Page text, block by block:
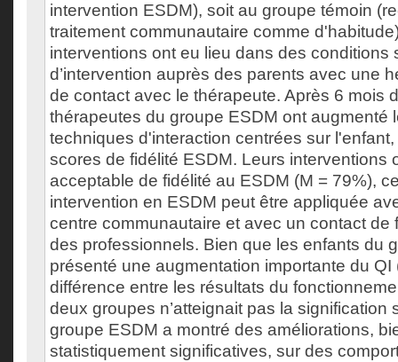
intervention ESDM), soit au groupe témoin
traitement communautaire comme
interventions ont eu lieu dans des conditions
d’intervention auprès des parents avec une
de contact avec le thérapeute. Après 6 mois
thérapeutes du groupe ESDM ont augmenté
techniques d'interaction centrées sur
scores de fidélité ESDM. Leurs interventions
acceptable de fidélité au ESDM (M = 79%),
intervention en ESDM peut être appliquée
centre communautaire et avec un contact de
des professionnels. Bien que les enfants du
présenté une augmentation importante du QI
différence entre les résultats du
deux groupes n’atteignait pas la signification
groupe ESDM a montré des améliorations,
statistiquement significatives, sur des